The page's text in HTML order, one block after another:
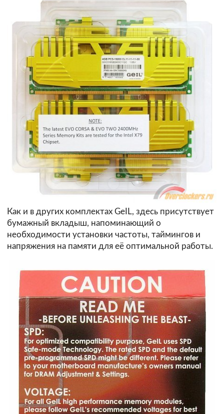
Как и в других комплектах GeIL, здесь присутствует
бумажный вкладыш, напоминающий о
необходимости установки частоты, таймингов и
напряжения на памяти для её оптимальной работы.